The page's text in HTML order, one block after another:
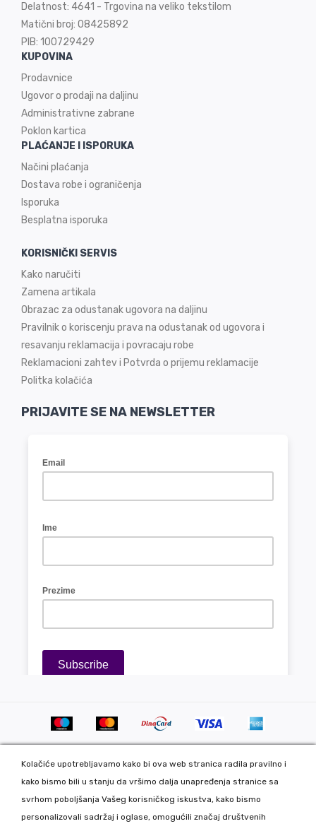
Kolačiće upotrebljavamo kako bi ova web stranica radila pravilno i
kako bismo bili u stanju da vršimo dalja unapređenja stranice sa
svrhom poboljšanja Vašeg korisničkog iskustva, kako bismo
personalizovali sadržaj i oglase, omogućili značaj društvenih
Delatnost: 4641 - Trgovina na veliko tekstilom
Matični broj: 08425892
PIB: 100729429
KUPOVINA
Prodavnice
Ugovor o prodaji na daljinu
Administrativne zabrane
Poklon kartica
PLAĆANJE I ISPORUKA
Načini plaćanja
Dostava robe i ograničenja
Isporuka
Besplatna isporuka
KORISNIČKI SERVIS
Kako naručiti
Zamena artikala
Obrazac za odustanak ugovora na daljinu
Pravilnik o koriscenju prava na odustanak od ugovora i
resavanju reklamacija i povracaju robe
Reklamacioni zahtev i Potvrda o prijemu reklamacije
Politka kolačića
PRIJAVITE SE NA NEWSLETTER
Copyright 2020 DekorDom Group DOO. All Rights Reserved. Web